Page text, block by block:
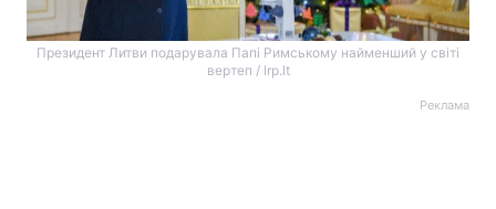
Президент Литви подарувала Папі Римському найменший у світі
вертеп / lrp.lt
Реклама